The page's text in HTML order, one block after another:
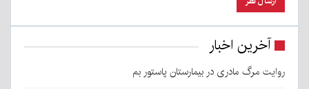
آخرین اخبار
روایت مرگ مادری در بیمارستان پاستور بم